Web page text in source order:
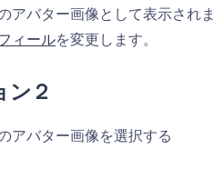
アバター画像として表示され
ィールを変更します。
ン２
アバター画像を選択する